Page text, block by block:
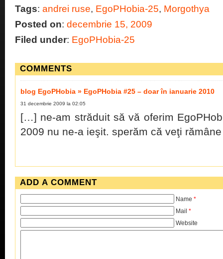
Tags: andrei ruse, EgoPHobia-25, Morgothya
Posted on: decembrie 15, 2009
Filed under: EgoPHobia-25
COMMENTS
blog EgoPHobia » EgoPHobia #25 – doar în ianuarie 2010
31 decembrie 2009 la 02:05
[…] ne-am străduit să vă oferim
2009 nu ne-a ieşit. sperăm că veţi
ADD A COMMENT
Name *
Mail *
Website